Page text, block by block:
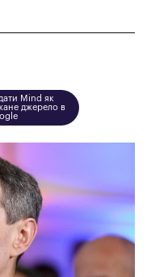
Mind як
джерело в